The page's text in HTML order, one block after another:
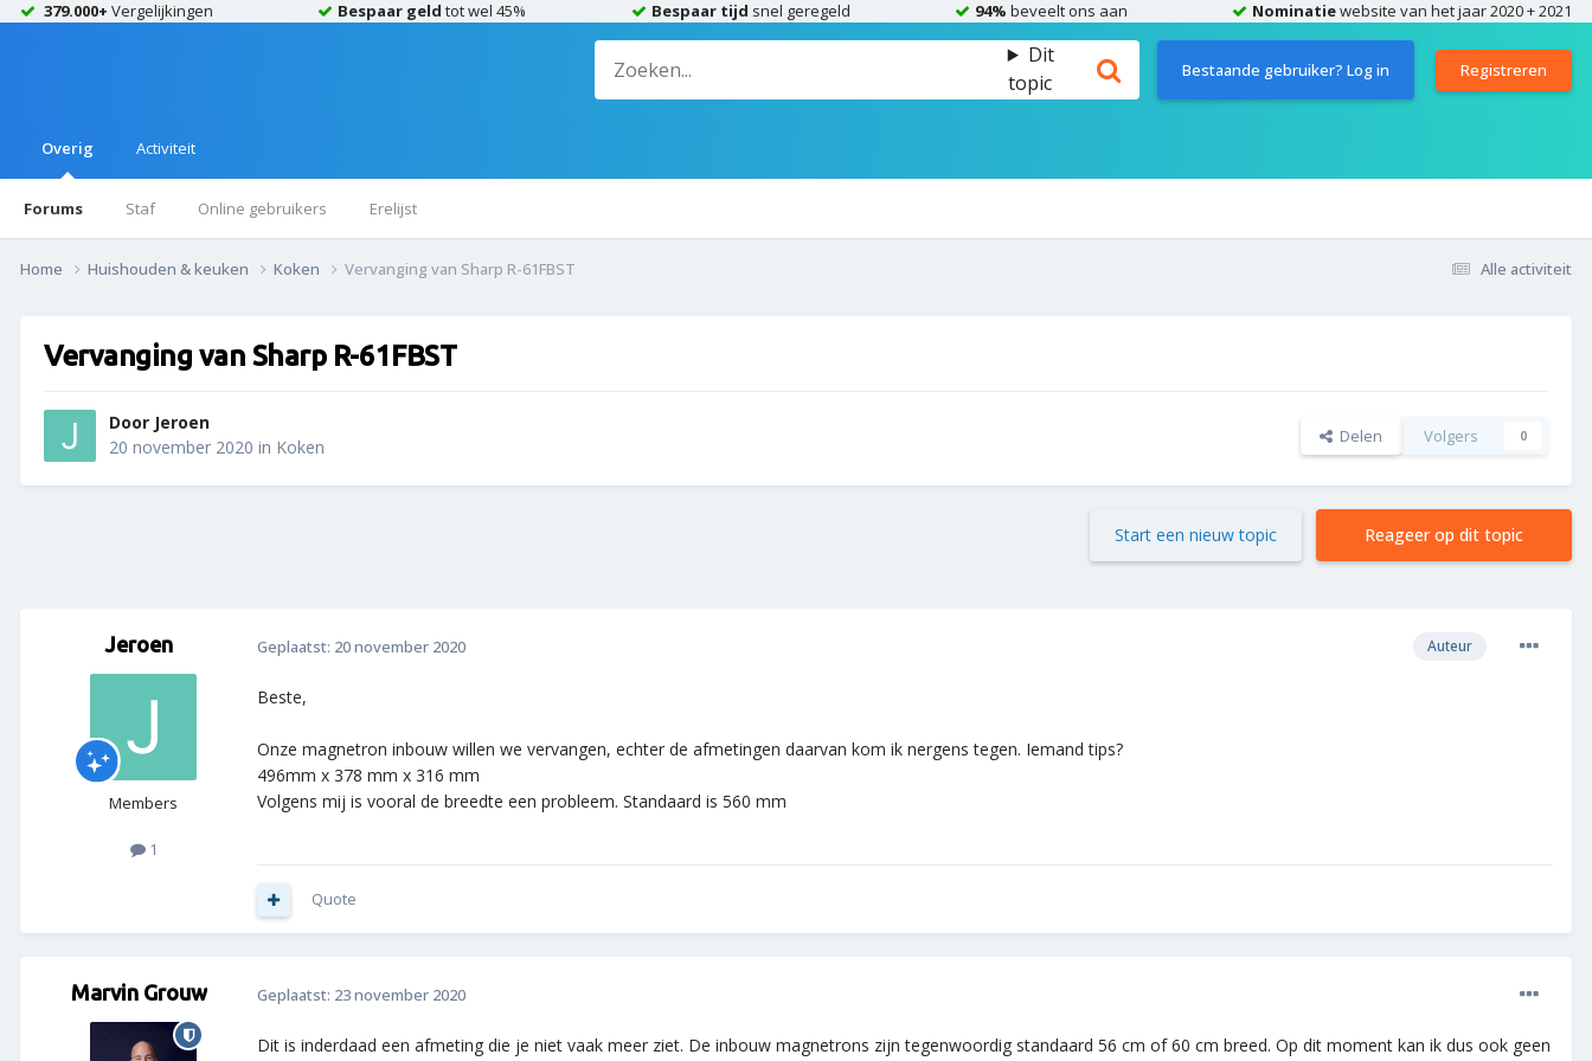
379.000+ Vergelijkingen Bespaar geld tot wel 45% Bespaar tijd snel geregeld 94% beveelt ons aan Nominatiewebsite van het jaar 2020 + 2021
Dit
topic
Bestaande gebruiker? Log in Registreren
Overig
Forums Staf Online gebruikers Erelijst
Activiteit
Alle activiteit
Home Huishouden & keuken Koken Vervanging van Sharp R-61FBST
Vervanging van Sharp R-61FBST
Door Jeroen
20 november 2020 in Koken Delen Volgers 0
Reageer op dit topic
Start een nieuw topic
Jeroen
Members
1
Auteur
Geplaatst: 20 november 2020
Beste,
Onze magnetron inbouw willen we vervangen, echter de afmetingen daarvan kom ik nergens tegen. Iemand tips?
496mm x 378 mm x 316 mm
Volgens mij is vooral de breedte een probleem. Standaard is 560 mm
Quote
Marvin Grouw Geplaatst: 23 november 2020
Dit is inderdaad een afmeting die je niet vaak meer ziet. De inbouw magnetrons zijn tegenwoordig standaard 56 cm of 60 cm breed. Op dit moment kan ik dus ook geen